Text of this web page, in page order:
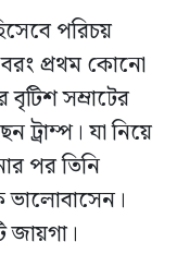
পরিচয়
বরং প্রথম কোনো
বৃটিশ সম্রাটের
ট্রাম্প। যা নিয়ে
পর তিনি
ভালোবাসেন।
জায়গা।